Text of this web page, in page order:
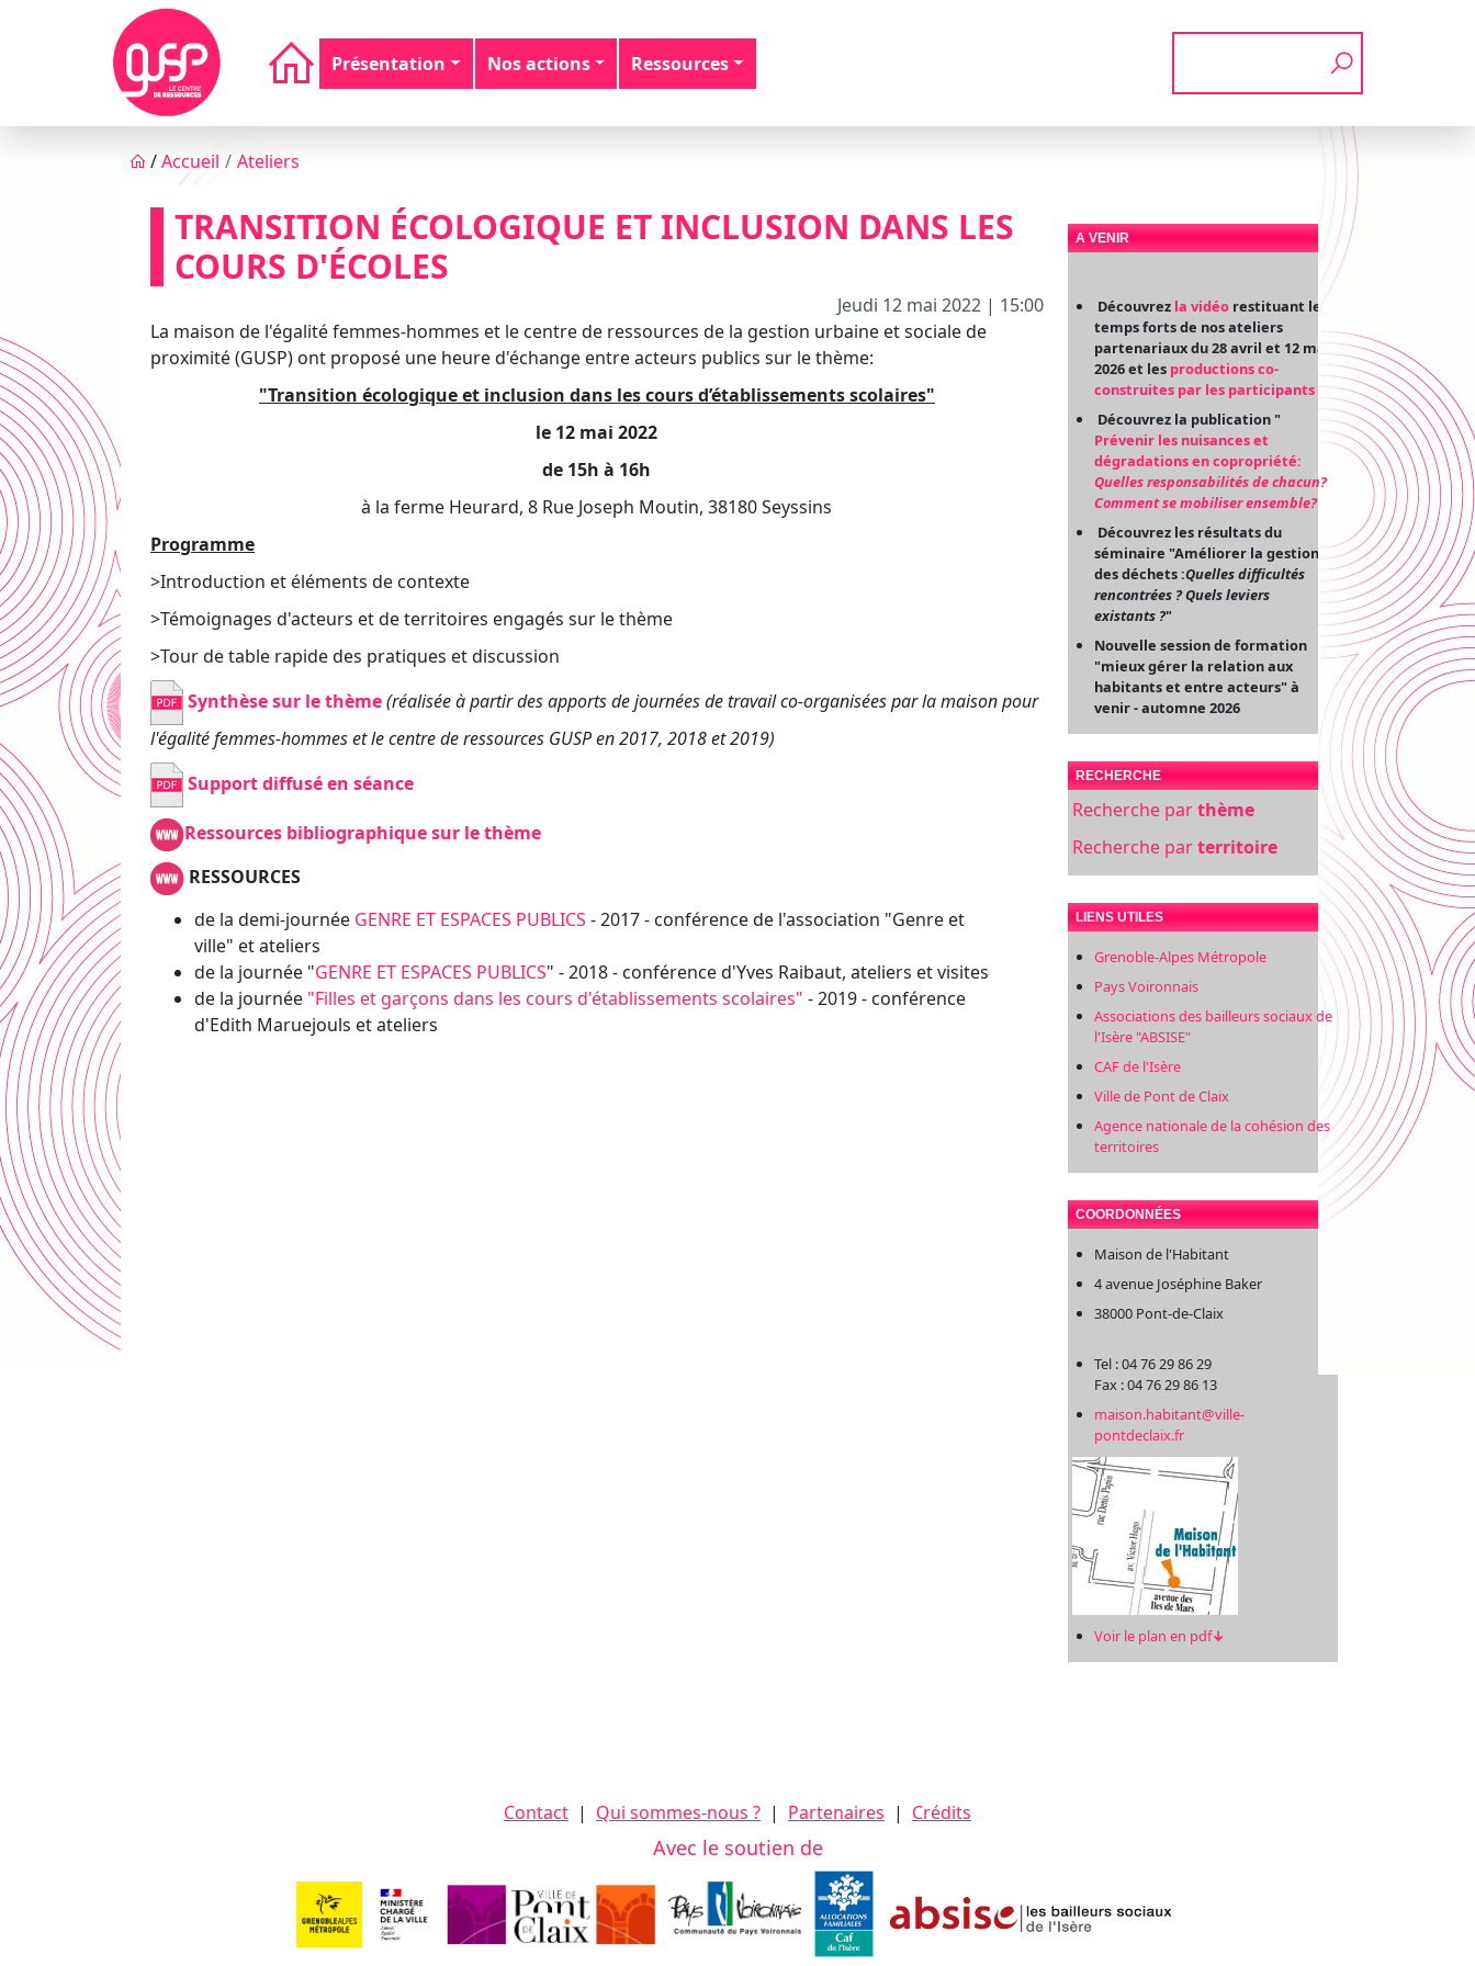
Aller au contenu principal
Navigation principale
Présentation Nos actions Ressources
Fil d'Ariane
/Accueil Ateliers
TRANSITION ÉCOLOGIQUE ET INCLUSION DANS LES
COURS D'ÉCOLES
Jeudi 12 mai 2022 | 15:00
La maison de l'égalité femmes-hommes et le centre de ressources de la gestion urbaine et sociale de
proximité (GUSP) ont proposé une heure d'échange entre acteurs publics sur le thème:
"Transition écologique et inclusion dans les cours d’établissements scolaires"
le 12 mai 2022
de 15h à 16h
à la ferme Heurard, 8 Rue Joseph Moutin, 38180 Seyssins
Programme
>Introduction et éléments de contexte
>Témoignages d'acteurs et de territoires engagés sur le thème
>Tour de table rapide des pratiques et discussion
Synthèse sur le thème(réalisée à partir des apports de journées de travail co-organisées par la maison pour
l'égalité femmes-hommes et le centre de ressources GUSP en 2017, 2018 et 2019)
Support diffusé en séance
Ressources bibliographique sur le thème
RESSOURCES
de la demi-journée GENRE ET ESPACES PUBLICS - 2017 - conférence de l'association "Genre et
ville" et ateliers
de la journée "GENRE ET ESPACES PUBLICS" - 2018 - conférence d'Yves Raibaut, ateliers et visites
de la journée "Filles et garçons dans les cours d'établissements scolaires" - 2019 - conférence
d'Edith Maruejouls et ateliers
A VENIR
Découvrez la vidéo restituant les
temps forts de nos ateliers
partenariaux du 28 avril et 12 mai
2026 et les productions co-
construites par les participants
Découvrez la publication "
Prévenir les nuisances et
dégradations en copropriété:
Quelles responsabilités de chacun?
Comment se mobiliser ensemble?"
Découvrez les résultats du
séminaire "Améliorer la gestion
des déchets :Quelles difficultés
rencontrées ? Quels leviers
existants ?"
Nouvelle session de formation
"mieux gérer la relation aux
habitants et entre acteurs" à
venir - automne 2026
RECHERCHE
Recherche parthème
Recherche parterritoire
LIENS UTILES
Grenoble-Alpes Métropole
Pays Voironnais
Associations des bailleurs sociaux de
l'Isère "ABSISE"
CAF de l'Isère
Ville de Pont de Claix
Agence nationale de la cohésion des
territoires
COORDONNÉES
Maison de l'Habitant
4 avenue Joséphine Baker
38000 Pont-de-Claix
Tel : 04 76 29 86 29
Fax : 04 76 29 86 13
maison.habitant@ville-
pontdeclaix.fr
Voir le plan en pdf↓
Contact | Qui sommes-nous ? | Partenaires | Crédits
Avec le soutien de